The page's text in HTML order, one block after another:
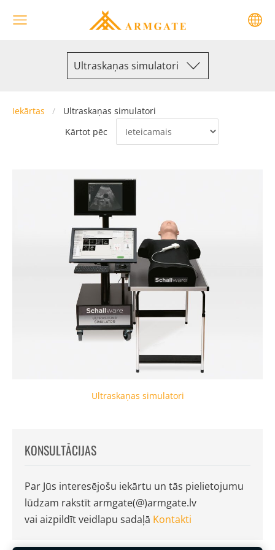
Ultraskaņas simulatori
KONSULTĀCIJAS
Par Jūs interesējošu iekārtu un tās pielietojumu
lūdzam rakstīt armgate(@)armgate.lv
vai aizpildīt veidlapu sadaļā Kontakti
Iekārtas
Ultraskaņas simulatori
Kārtot pēc
Ultraskaņas simulatori